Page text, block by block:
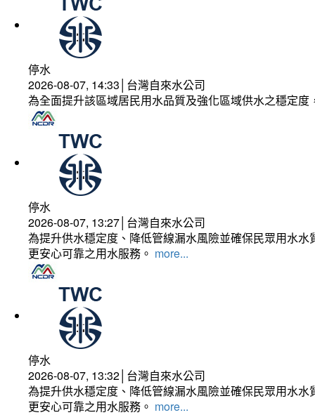
停水
2026-08-07, 14:33│台灣自來水公司
為全面提升該區域居民用水品質及強化區域供水之穩定
停水
2026-08-07, 13:27│台灣自來水公司
為提升供水穩定度、降低管線漏水風險並確保民眾用水
更安心可靠之用水服務。 more...
停水
2026-08-07, 13:32│台灣自來水公司
為提升供水穩定度、降低管線漏水風險並確保民眾用水
更安心可靠之用水服務。 more...